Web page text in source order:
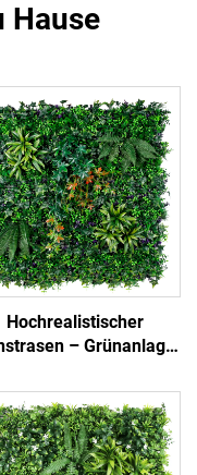
Hause
Hochrealistischer
– Grünanlage